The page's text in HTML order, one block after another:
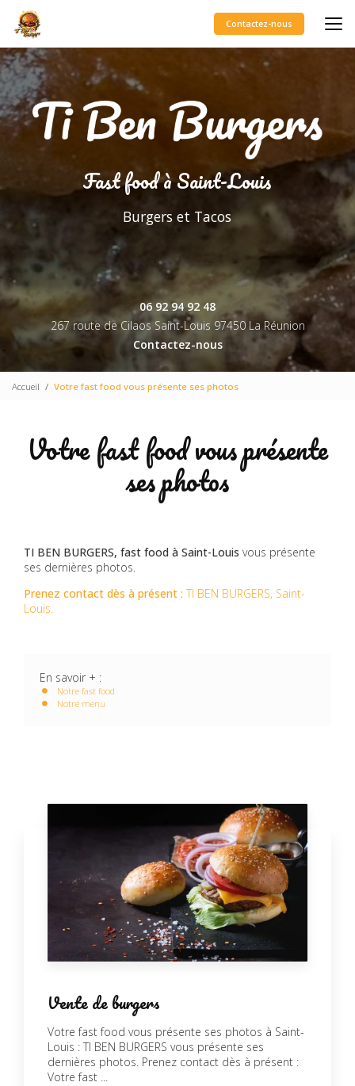
contenu
principal
Contactez-nous
Fast food à Saint-Louis
Burgers et Tacos
06 92 94 92 48
267 route de Cilaos Saint-Louis 97450 La Réunion
Contactez-nous
Accueil Votre fast food vous présente ses photos
Votre fast food vous présente
ses photos
TI BEN BURGERS, fast food à Saint-Louis vous présente
ses dernières photos.
Prenez contact dès à présent : TI BEN BURGERS, Saint-
Louis.
En savoir + :
Notre fast food
Notre menu
Vente de burgers
Votre fast food vous présente ses photos à Saint-
Louis : TI BEN BURGERS vous présente ses
dernières photos. Prenez contact dès à présent :
Votre fast ...